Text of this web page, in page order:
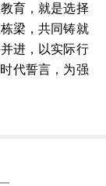
育，就是选择
梁，共同铸就
进，以实际行
代誓言，为强